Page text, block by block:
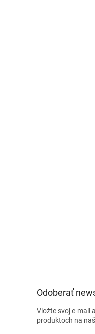
Odoberať
Vložte svoj e-mail
produktoch na